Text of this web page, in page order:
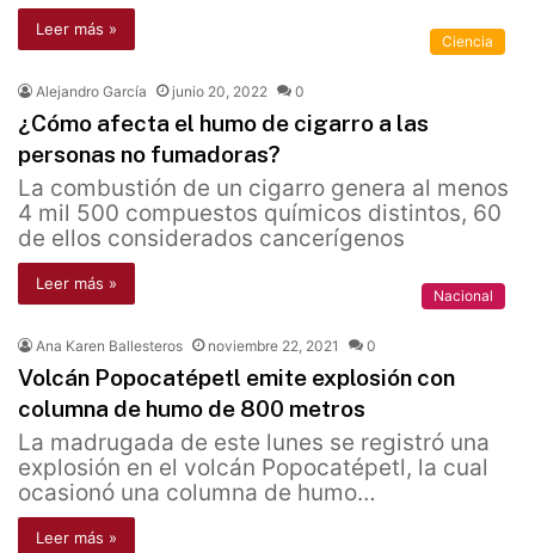
Leer más »
Ciencia
Alejandro García junio 20, 2022 0
¿Cómo afecta el humo de cigarro a las
personas no fumadoras?
La combustión de un cigarro genera al menos
4 mil 500 compuestos químicos distintos, 60
de ellos considerados cancerígenos
Leer más »
Nacional
Ana Karen Ballesteros noviembre 22, 2021 0
Volcán Popocatépetl emite explosión con
columna de humo de 800 metros
La madrugada de este lunes se registró una
explosión en el volcán Popocatépetl, la cual
ocasionó una columna de humo…
Leer más »